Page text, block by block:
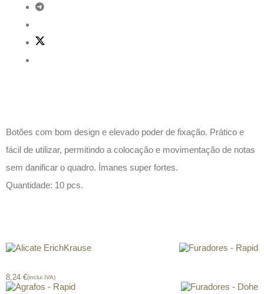
Botões com bom design e elevado poder de fixação. Prático e
fácil de utilizar, permitindo a colocação e movimentação de notas
sem danificar o quadro. Ímanes super fortes.
Quantidade: 10 pcs.
8,24 €(inclui IVA)